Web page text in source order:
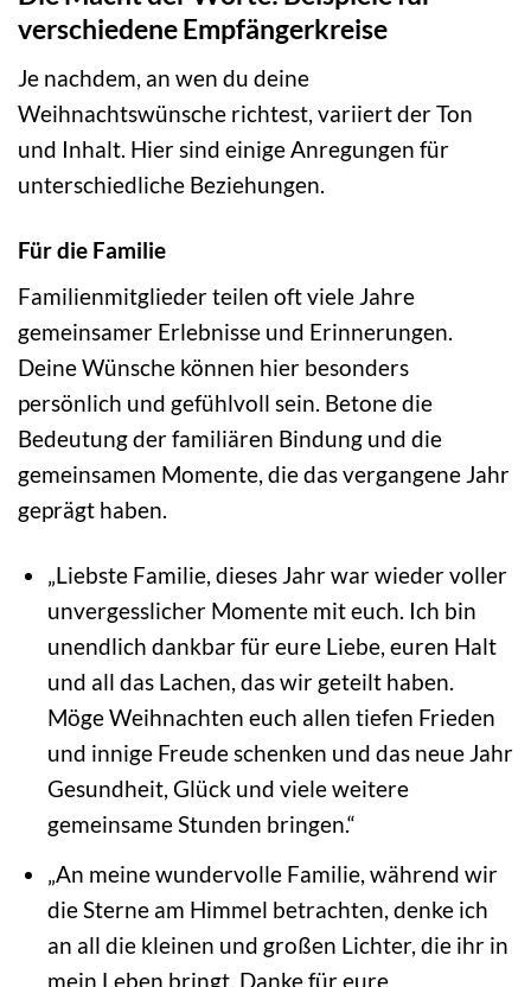
verschiedene Empfängerkreise
Je nachdem, an wen du deine
Weihnachtswünsche richtest, variiert der Ton
und Inhalt. Hier sind einige Anregungen für
unterschiedliche Beziehungen.
Für die Familie
Familienmitglieder teilen oft viele Jahre
gemeinsamer Erlebnisse und Erinnerungen.
Deine Wünsche können hier besonders
persönlich und gefühlvoll sein. Betone die
Bedeutung der familiären Bindung und die
gemeinsamen Momente, die das vergangene Jahr
geprägt haben.
„Liebste Familie, dieses Jahr war wieder voller
unvergesslicher Momente mit euch. Ich bin
unendlich dankbar für eure Liebe, euren Halt
und all das Lachen, das wir geteilt haben.
Möge Weihnachten euch allen tiefen Frieden
und innige Freude schenken und das neue Jahr
Gesundheit, Glück und viele weitere
gemeinsame Stunden bringen.“
„An meine wundervolle Familie, während wir
die Sterne am Himmel betrachten, denke ich
an all die kleinen und großen Lichter, die ihr in
mein Leben bringt. Danke für eure